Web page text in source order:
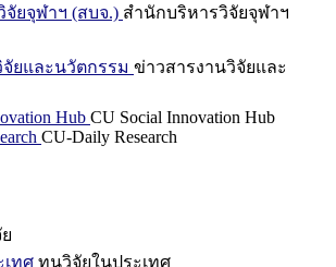
ยจุฬาฯ (สบจ.) สำนักบริหารวิจัยจุฬาฯ
ยและนวัตกรรม ข่าวสารงานวิจัยและ
Hub CU Social Innovation Hub
CU-Daily Research
ทศ ทุนวิจัยในประเทศ